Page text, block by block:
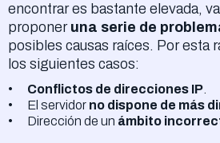
encontrar es bastante elevada,
proponer una serie de
posibles causas raíces. Por esta
los siguientes casos:
Conflictos de direcciones IP
El servidor no dispone de más
Dirección de un ámbito